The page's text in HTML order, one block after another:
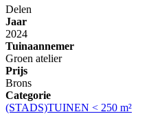
Delen
Jaar
2024
Tuinaannemer
Groen atelier
Prijs
Brons
Categorie
(STADS)TUINEN < 250 m²